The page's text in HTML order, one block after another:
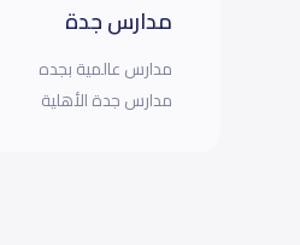
مدارس جدة
مدارس عالمية بجده
مدارس جدة الأهلية